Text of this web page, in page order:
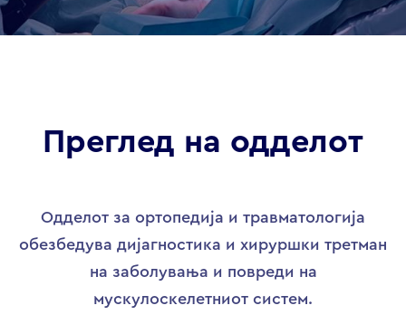
Преглед на одделот
Одделот за ортопедија и травматологија
обезбедува дијагностика и хируршки третман
на заболувања и повреди на
мускулоскелетниот систем.